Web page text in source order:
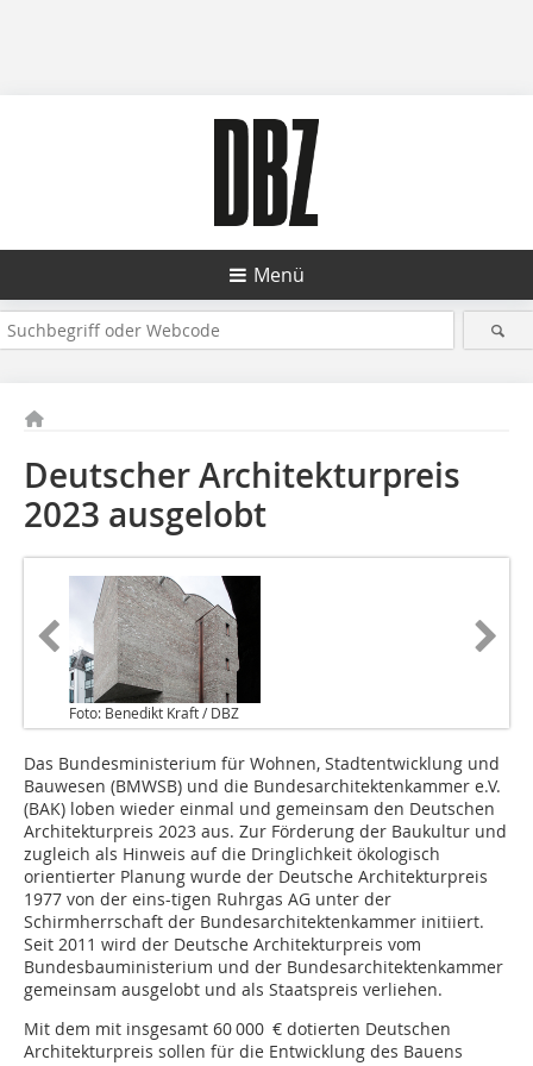
Menü
Deutscher Architekturpreis
2023 ausgelobt
Foto: Benedikt Kraft / DBZ
Das Bundesministerium für Wohnen, Stadtentwicklung und
Bauwesen (BMWSB) und die Bundesarchitektenkammer e.V.
(BAK) loben wieder einmal und gemeinsam den Deutschen
Architekturpreis 2023 aus. Zur Förderung der Baukultur und
zugleich als Hinweis auf die Dringlichkeit ökologisch
orientierter Planung wurde der Deutsche Architekturpreis
1977 von der eins-tigen Ruhrgas AG unter der
Schirmherrschaft der Bundesarchitektenkammer initiiert.
Seit 2011 wird der Deutsche Architekturpreis vom
Bundesbauministerium und der Bundesarchitektenkammer
gemeinsam ausgelobt und als Staatspreis verliehen.
Mit dem mit insgesamt 60 000 € dotierten Deutschen
Architekturpreis sollen für die Entwicklung des Bauens